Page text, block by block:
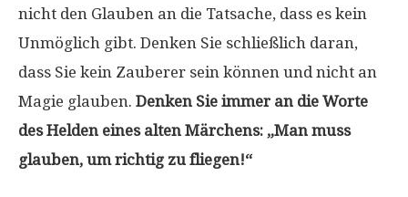
nicht den Glauben an die Tatsache, dass es kein
Unmöglich gibt. Denken Sie schließlich daran,
dass Sie kein Zauberer sein können und nicht an
Magie glauben. Denken Sie immer an die Worte
des Helden eines alten Märchens: „Man muss
glauben, um richtig zu fliegen!“